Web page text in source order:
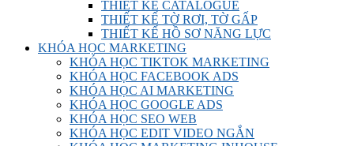
THIẾT KẾ CATALOGUE
THIẾT KẾ TỜ RƠI, TỜ GẤP
THIẾT KẾ HỒ SƠ NĂNG LỰC
KHÓA HỌC MARKETING
KHÓA HỌC TIKTOK MARKETING
KHÓA HỌC FACEBOOK ADS
KHÓA HỌC AI MARKETING
KHÓA HỌC GOOGLE ADS
KHÓA HỌC SEO WEB
KHÓA HỌC EDIT VIDEO NGẮN